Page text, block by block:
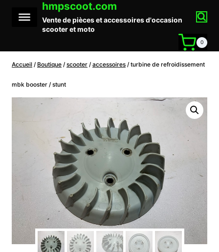
contenu
hmpscoot.com
Vente de pièces et accessoires d'occasion
scooter et moto
0
Accueil / Boutique / scooter / accessoires / turbine de refroidissement
mbk booster / stunt